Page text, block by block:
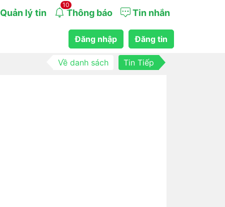
Quản lý tin
10
Thông báo Tin nhắn
Đăng nhập Đăng tin
Về danh sách Tin Tiếp